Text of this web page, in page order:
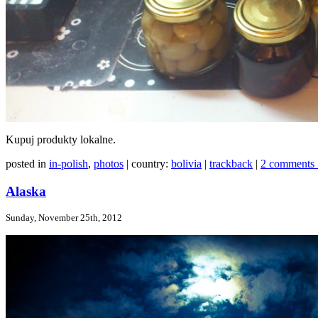
Kupuj produkty lokalne.
posted in in-polish, photos | country: bolivia | trackback | 2 comments
Alaska
Sunday, November 25th, 2012